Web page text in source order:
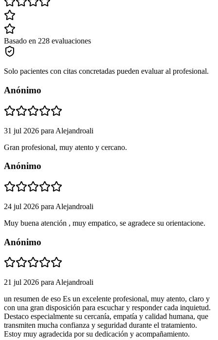
Basado en 228 evaluaciones
Solo pacientes con citas concretadas pueden evaluar al profesional.
Anónimo
31 jul 2026 para Alejandroali
Gran profesional, muy atento y cercano.
Anónimo
24 jul 2026 para Alejandroali
Muy buena atención , muy empatico, se agradece su orientacione.
Anónimo
21 jul 2026 para Alejandroali
un resumen de eso Es un excelente profesional, muy atento, claro y
con una gran disposición para escuchar y responder cada inquietud.
Destaco especialmente su cercanía, empatía y calidad humana, que
transmiten mucha confianza y seguridad durante el tratamiento.
Estoy muy agradecida por su dedicación y acompañamiento.